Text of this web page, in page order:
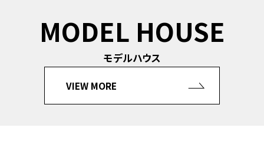
MODEL HOUSE
モデルハウス
VIEW MORE